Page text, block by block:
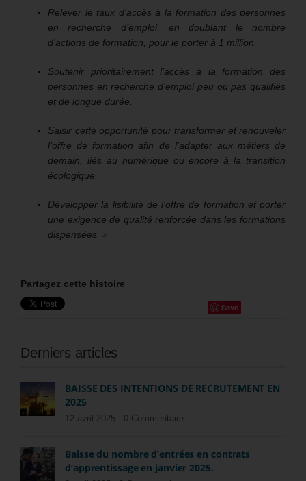
Relever le taux d’accès à la formation des personnes
en recherche d’emploi, en doublant le nombre
d’actions de formation, pour le porter à 1 million.
Soutenir prioritairement l’accès à la formation des
personnes en recherche d’emploi peu ou pas qualifiés
et de longue durée.
Saisir cette opportunité pour transformer et renouveler
l’offre de formation afin de l’adapter aux métiers de
demain, liés au numérique ou encore à la transition
écologique.
Développer la lisibilité de l’offre de formation et porter
une exigence de qualité renforcée dans les formations
dispensées. »
Partagez cette histoire
Save
Derniers articles
BAISSE DES INTENTIONS DE RECRUTEMENT EN
2025
12 avril 2025 - 0 Commentaire
Baisse du nombre d’entrées en contrats
d’apprentissage en janvier 2025.